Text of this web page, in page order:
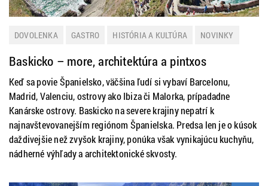
DOVOLENKA GASTRO HISTÓRIA A KULTÚRA
NOVINKY
ŠPANIELSKO
Baskicko – more, architektúra a pintxos
Keď sa povie Španielsko, väčšina ľudí si vybaví Barcelonu,
Madrid, Valenciu, ostrovy ako Ibiza či Malorka, prípadadne
Kanárske ostrovy. Baskicko na severe krajiny nepatrí k
najnavštevovanejším regiónom Španielska. Predsa len je o kúsok
daždivejšie než zvyšok krajiny, ponúka však vynikajúcu kuchyňu,
nádherné výhľady a architektonické skvosty.